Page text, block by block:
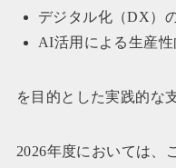
デジタル化（DX）
AI活用による生産性
を目的とした実践的な
2026年度においては、